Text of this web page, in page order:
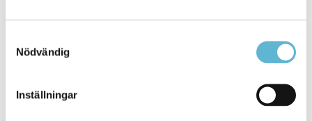
Nödvändig
Inställningar
Vånga
Ivökiosken Ivön